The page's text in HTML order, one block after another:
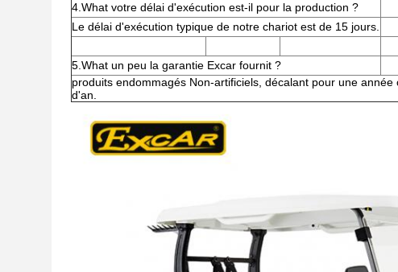
4.What votre délai d'exécution est-il pour la production ?
Le délai d'exécution typique de notre chariot est de 15 jours.
5.What un peu la garantie Excar fournit ?
produits endommagés Non-artificiels, décalant pour une année
d'an.